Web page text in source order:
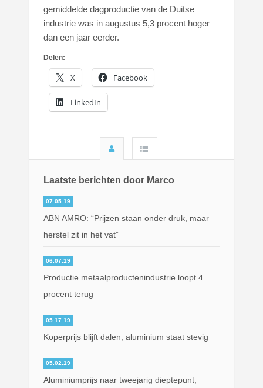
gemiddelde dagproductie van de Duitse
industrie was in augustus 5,3 procent hoger
dan een jaar eerder.
Delen:
X Facebook
LinkedIn
Laatste berichten door Marco
07.05.19
ABN AMRO: “Prijzen staan onder druk, maar
herstel zit in het vat”
06.07.19
Productie metaalproductenindustrie loopt 4
procent terug
05.17.19
Koperprijs blijft dalen, aluminium staat stevig
05.02.19
Aluminiumprijs naar tweejarig dieptepunt;